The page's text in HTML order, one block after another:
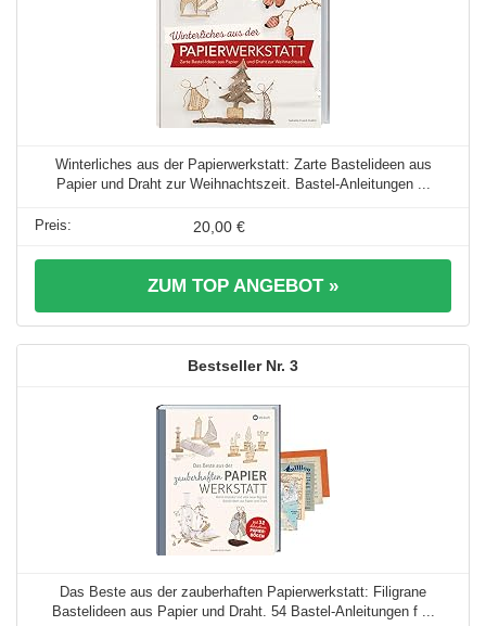
Winterliches aus der Papierwerkstatt: Zarte Bastelideen aus
Papier und Draht zur Weihnachtszeit. Bastel-Anleitungen ...
20,00 €
ZUM TOP ANGEBOT »
3
Das Beste aus der zauberhaften Papierwerkstatt: Filigrane
Bastelideen aus Papier und Draht. 54 Bastel-Anleitungen f ...